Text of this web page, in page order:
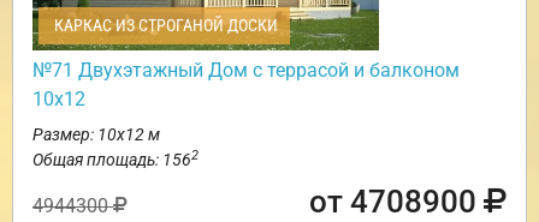
КАРКАС ИЗ СТРОГАНОЙ ДОСКИ
№71 Двухэтажный Дом с террасой и балконом
10х12
Размер: 10х12 м
Общая площадь: 1562
4944300 от 4708900